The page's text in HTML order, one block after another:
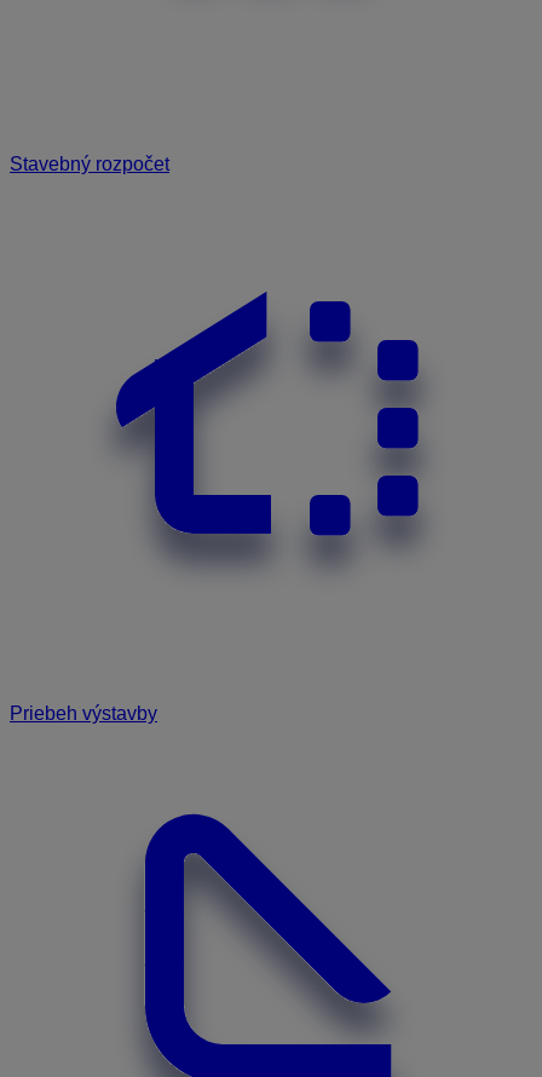
Stavebný rozpočet
Priebeh výstavby